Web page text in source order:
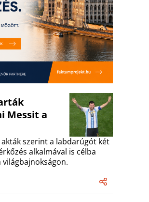
Messit a
szerint a labdarúgót két
alkalmával is célba